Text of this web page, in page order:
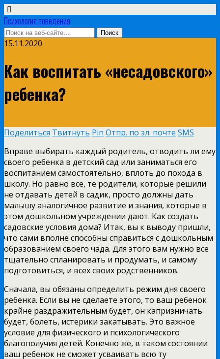
Психология поведения
15.11.2020
Как воспитать «несадовского»
ребенка?
Поделиться Твитнуть Pin Отпр. по эл. почте SMS
Вправе выбирать каждый родитель, отводить ли ему
своего ребенка в детский сад или заниматься его
воспитанием самостоятельно, вплоть до похода в
школу. Но равно все, те родители, которые решили
не отдавать детей в садик, просто должны дать
малышу аналогичное развитие и знания, которые в
этом дошкольном учреждении дают. Как создать
садовские условия дома? Итак, вы к выводу пришли,
что сами вполне способны справиться с дошкольным
образованием своего чада. Для этого вам нужно все
тщательно спланировать и продумать, и самому
подготовиться, и всех своих родственников.
Сначала, вы обязаны определить режим дня своего
ребенка. Если вы не сделаете этого, то ваш ребенок
крайне раздражительным будет, он капризничать
будет, болеть, истерики закатывать. Это важное
условие для физического и психологического
благополучия детей. Конечно же, в таком состоянии
ваш ребенок не сможет усваивать всю ту